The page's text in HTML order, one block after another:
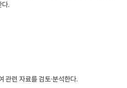
다.
관련 자료를 검토·분석한다.